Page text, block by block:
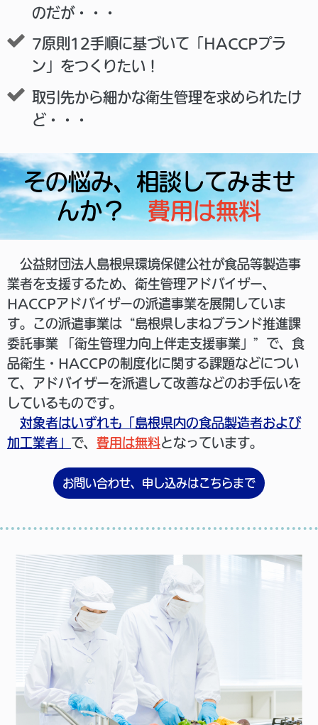
のだが・・・
7原則12手順に基づいて「HACCPプラ
ン」をつくりたい！
取引先から細かな衛生管理を求められたけ
ど・・・
その悩み、相談してみませ
んか？
費用は無料
公益財団法人島根県環境保健公社が食品等製造事
業者を支援するため、衛生管理アドバイザー、
HACCPアドバイザーの派遣事業を展開していま
す。この派遣事業は“島根県しまねブランド推進課
委託事業 「衛生管理力向上伴走支援事業」”で、食
品衛生・HACCPの制度化に関する課題などについ
て、アドバイザーを派遣して改善などのお手伝いを
しているものです。
対象者はいずれも「島根県内の食品製造者および
加工業者」 で、 費用は無料となっています。
お問い合わせ、申し込みはこちらまで